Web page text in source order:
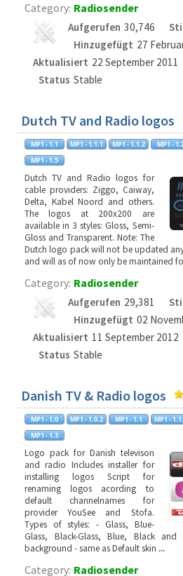
Category: Radiosender
Aufgerufen 30,746
Hinzugefügt 27
Aktualisiert 22 September 2011
Status Stable
Dutch TV and Radio logos
Dutch TV and Radio logos for
cable providers: Ziggo, Caiway,
Delta, Kabel Noord and others.
The logos at 200x200 are
available in 3 styles: Gloss, Semi-
Gloss and Transparent. Note: The
Dutch logo pack will not be updated
and will as of now only be maintained
Category: Radiosender
Aufgerufen 29,381
Hinzugefügt 02
Aktualisiert 11 September 2012
Status Stable
Danish TV & Radio logos
Logo pack for Danish televison
and radio Includes installer for
installing logos Script for
renaming logos acording to
default channelnames for
provider YouSee and Stofa.
Types of styles: - Glass, Blue-
Glass, Black-Glass, Blue, Black
background - same as Default skin ...
Category: Radiosender